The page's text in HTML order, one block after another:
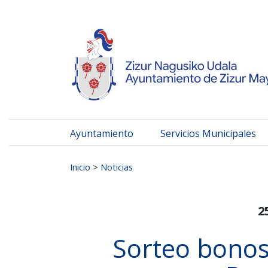
Ayuntamiento Servicios Municipales
Inicio > Noticias
Sorteo